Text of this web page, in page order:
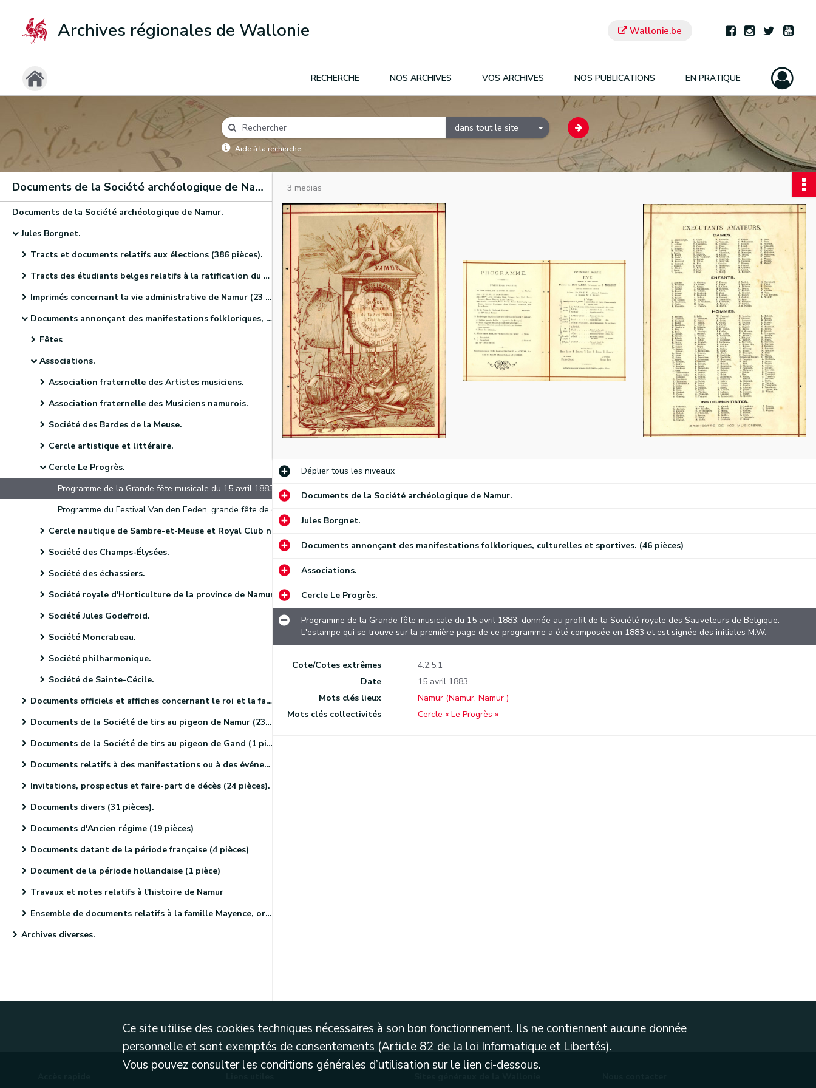
Archives régionales de Wallonie Wallonie.be
RECHERCHE NOS ARCHIVES VOS ARCHIVES NOS PUBLICATIONS EN PRATIQUE
dans tout le site
Aide à la recherche
Documents de la Société archéologique de Namur
Documents de la Société archéologique de Namur.
Jules Borgnet.
Tracts et documents relatifs aux élections (386 pièces).
Tracts des étudiants belges relatifs à la ratification du Traité des XXIV articles (4 pièces).
Imprimés concernant la vie administrative de Namur (23 pièces).
Documents annonçant des manifestations folkloriques, culturelles et sportives. (46 pièces)
Fêtes
Associations.
Association fraternelle des Artistes musiciens.
Association fraternelle des Musiciens namurois.
Société des Bardes de la Meuse.
Cercle artistique et littéraire.
Cercle Le Progrès.
Cercle nautique de Sambre-et-Meuse et Royal Club nautique de Sambre-et-Meuse.
Société des Champs-Élysées.
Société des échassiers.
Société royale d'Horticulture de la province de Namur.
Société Jules Godefroid.
Société Moncrabeau.
Société philharmonique.
Société de Sainte-Cécile.
Documents officiels et affiches concernant le roi et la famille royale (18 pièces)
Documents de la Société de tirs au pigeon de Namur (23 pièces)
Documents de la Société de tirs au pigeon de Gand (1 pièce).
Documents relatifs à des manifestations ou à des événements religieux (41 pièces)
Invitations, prospectus et faire-part de décès (24 pièces).
Documents divers (31 pièces).
Documents d'Ancien régime (19 pièces)
Documents datant de la période française (4 pièces)
Document de la période hollandaise (1 pièce)
Travaux et notes relatifs à l'histoire de Namur
Ensemble de documents relatifs à la famille Mayence, originaire de Metz (4 pièces)
Archives diverses.
3 medias
Dépliertous les niveaux
Documents de la Société archéologique de Namur.
Jules Borgnet.
Documents annonçant des manifestations folkloriques, culturelles et sportives. (46 pièces)
Associations.
Cercle Le Progrès.
Programme de la Grande fête musicale du 15 avril 1883, donnée au profit de la Société royale des Sauveteurs de Belgique.
L'estampe qui se trouve sur la première page de ce programme a été composée en 1883 et est signée des initiales M.W.
Cote/Cotes extrêmes
4.2.5.1
Date
15 avril 1883.
Mots clés lieux
Namur (Namur, Namur )
Mots clés collectivités
Cercle « Le Progrès »
Ce site utilise des cookies techniques nécessaires à son bon fonctionnement. Ils ne contiennent aucune donnée
personnelle et sont exemptés de consentements (Article 82 de la loi Informatique et Libertés).
Vous pouvez consulter les conditions générales d’utilisation sur le lien ci-dessous.